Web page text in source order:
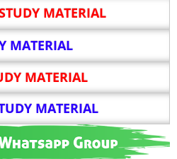
MATERIAL
MATERIAL
MATERIAL
MATERIAL